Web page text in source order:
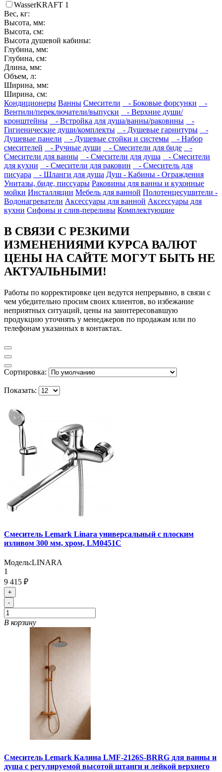
WasserKRAFT 1
Вес, кг:
Высота, мм:
Высота, см:
Высота душевой кабины:
Глубина, мм:
Глубина, см:
Длина, мм:
Объем, л:
Ширина, мм:
Ширина, см:
Кондиционеры Ванны Смесители - Боковые форсунки
-
Вентили/переключатели/выпуски
- Верхние души/
кронштейны
- Встройка для душа/ванны/раковины
-
Гигиенические души/комплекты
- Душевые гарнитуры
-
Душевые панели
- Душевые стойки и системы
- Набор
смесителей
- Ручные души - Смесители для биде
-
Смесители для ванны
- Смесители для душа
- Смесители
для кухни
- Смесители для раковин
- Смеситель для
писуара
- Шланги для душа Душ - Кабины - Ограждения
Унитазы, биде, писсуары Раковины для ванны и кухонные
мойки Инсталляции Мебель для ванной Полотенцесушители -
Водонагреватели Аксессуары для ванной Аксессуары для
кухни Сифоны и слив-переливы Комплектующие
В СВЯЗИ С РЕЗКИМИ
ИЗМЕНЕНИЯМИ КУРСА ВАЛЮТ
ЦЕНЫ НА САЙТЕ МОГУТ БЫТЬ НЕ
АКТУАЛЬНЫМИ!
Работы по корректировке цен ведутся непрерывно, в связи с
чем убедительно просим своих клиентов, во избежание
неприятных ситуаций, цены на заинтересовавшую
продукцию уточнять у менеджеров по продажам или по
телефонам указанных в контактах.
Сортировка:
Показать:
Смеситель Lemark Linara универсальный с плоским
изливом 300 мм, хром, LM0451C
Модель:LINARA
1
9 415 ₽
+
-
В корзину
Смеситель Lemark Калина LMF-2126S-BRRG для ванны и
душа с регулируемой высотой штанги и лейкой верхнего